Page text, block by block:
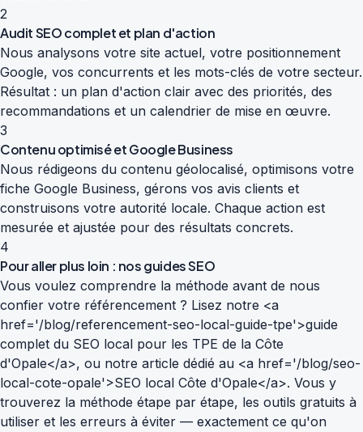
2
Audit SEO complet et plan d'action
Nous analysons votre site actuel, votre positionnement
Google, vos concurrents et les mots-clés de votre secteur.
Résultat : un plan d'action clair avec des priorités, des
recommandations et un calendrier de mise en œuvre.
3
Contenu optimisé et Google Business
Nous rédigeons du contenu géolocalisé, optimisons votre
fiche Google Business, gérons vos avis clients et
construisons votre autorité locale. Chaque action est
mesurée et ajustée pour des résultats concrets.
4
Pour aller plus loin : nos guides SEO
Vous voulez comprendre la méthode avant de nous
confier votre référencement ? Lisez notre <a
href='/blog/referencement-seo-local-guide-tpe'>guide
complet du SEO local pour les TPE de la Côte
d'Opale</a>, ou notre article dédié au <a href='/blog/seo-
local-cote-opale'>SEO local Côte d'Opale</a>. Vous y
trouverez la méthode étape par étape, les outils gratuits à
utiliser et les erreurs à éviter — exactement ce qu'on